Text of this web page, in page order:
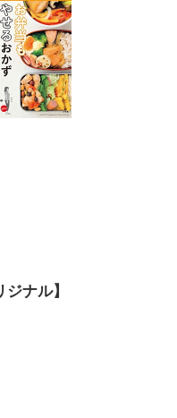
ジナル】